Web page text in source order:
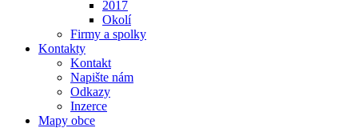
2017
Okolí
Firmy a spolky
Kontakty
Kontakt
Napište nám
Odkazy
Inzerce
Mapy obce